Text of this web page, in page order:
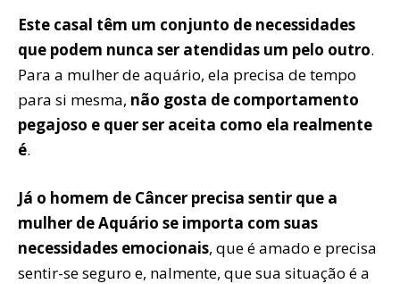
Este casal têm um conjunto de necessidades
que podem nunca ser atendidas um pelo outro.
Para a mulher de aquário, ela precisa de tempo
para si mesma, não gosta de comportamento
pegajoso e quer ser aceita como ela realmente
é.
Já o homem de Câncer precisa sentir que a
mulher de Aquário se importa com suas
necessidades emocionais, que é amado e precisa
sentir-se seguro e, finalmente, que sua situação é a